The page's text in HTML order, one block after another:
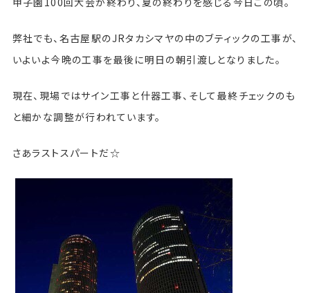
弊社でも、名古屋駅のJRタカシマヤの中のブティックの工事が、
いよいよ今晩の工事を最後に明日の朝引渡しとなりました。
現在、現場ではサイン工事と什器工事、そして最終チェックのも
と細かな調整が行われています。
さあラストスパートだ☆